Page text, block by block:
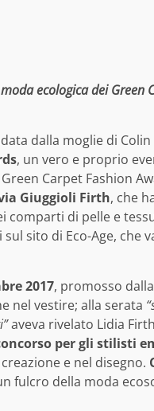
ecologica dei Green
dalla moglie di
, un vero e proprio
Carpet Fashion
Giuggioli Firth, che
comparti di pelle e
sito di Eco-Age, che
2017, promosso
nel vestire; alla serata
aveva rivelato Lidia
per gli stilisti
e nel disegno.
fulcro della moda